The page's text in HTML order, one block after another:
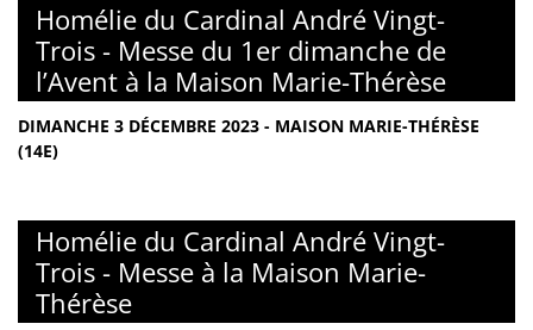
Homélie du Cardinal André Vingt-
Trois - Messe du 1er dimanche de
l’Avent à la Maison Marie-Thérèse
DIMANCHE 3 DÉCEMBRE 2023 - MAISON MARIE-THÉRÈSE
(14E)
Homélie du Cardinal André Vingt-
Trois - Messe à la Maison Marie-
Thérèse